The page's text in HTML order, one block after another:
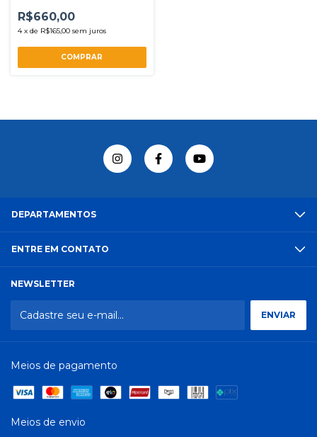
R$660,00
4 x de R$165,00 sem juros
DEPARTAMENTOS
ENTRE EM CONTATO
NEWSLETTER
Meios de pagamento
Meios de envio